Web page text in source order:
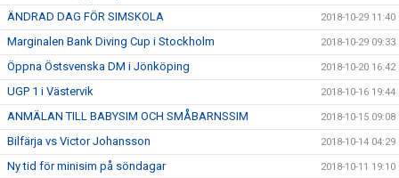
ÄNDRAD DAG FÖR SIMSKOLA 2018-10-29 11:40
Marginalen Bank Diving Cup i Stockholm 2018-10-29 09:33
Öppna Östsvenska DM i Jönköping 2018-10-20 16:42
UGP 1 i Västervik 2018-10-16 19:44
ANMÄLAN TILL BABYSIM OCH SMÅBARNSSIM 2018-10-15 09:08
Bilfärja vs Victor Johansson 2018-10-14 04:29
Ny tid för minisim på söndagar 2018-10-11 19:10